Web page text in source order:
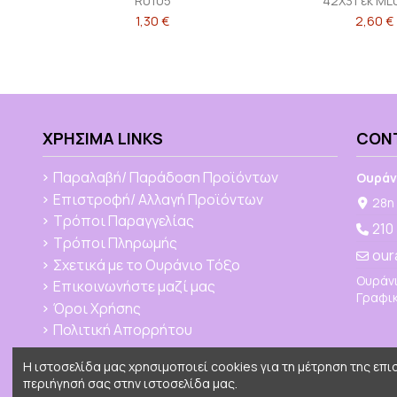
1,30 €
2,60 €
ΧΡΉΣΙΜΑ LINKS
Παραλαβή/ Παράδοση Προϊόντων
Επιστροφή/ Αλλαγή Προϊόντων
Τρόποι Παραγγελίας
Τρόποι Πληρωμής
Σχετικά με το Ουράνιο Τόξο
Επικοινωνήστε μαζί μας
Όροι Χρήσης
Πολιτική Απορρήτου
28η
Η ιστοσελίδα μας χρησιμοποιεί cookies για τη μέτρηση της
περιήγησή σας στην ιστοσελίδα μας.